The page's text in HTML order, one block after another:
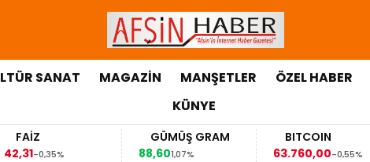
SANAT MAGAZİN MANŞETLER ÖZEL HABER
KÜNYE
GÜMÜŞ GRAM
1,07%
BITCOIN
63.760,00
-0,55%
63,1184